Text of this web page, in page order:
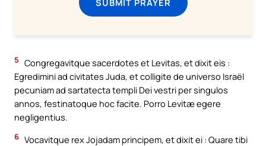
SUBMIT PRAYER
5 Congregavitque sacerdotes et Levitas, et dixit eis :
Egredimini ad civitates Juda, et colligite de universo Israël
pecuniam ad sartatecta templi Dei vestri per singulos
annos, festinatoque hoc facite. Porro Levitæ egere
negligentius.
6 Vocavitque rex Jojadam principem, et dixit ei : Quare tibi